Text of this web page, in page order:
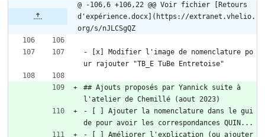
@ -106,6 +106,22 @@ Voir fichier [Retours
d'expérience.docx](https://extranet.vhelio.
org/s/nJLCSgQZ
- [x] Modifier l'image de nomenclature po
ur rajouter "TB_E TuBe Entretoise"
## Ajouts proposés par Yannick suite à
l'atelier de Chemillé (aout 2023)
- [ ] Ajouter la nomenclature dans le gui
de pour avoir les correspondances QUIN...
- [ ] Améliorer l'explication (ou ajouter